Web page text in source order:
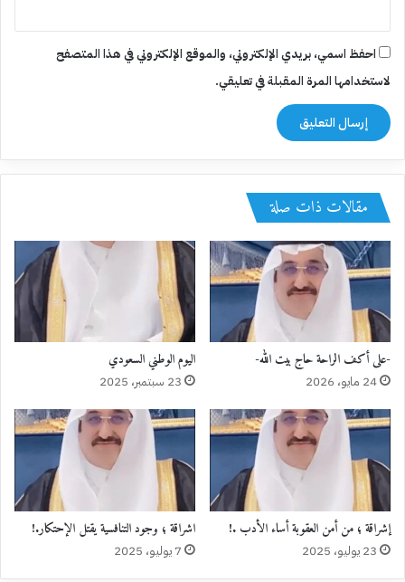
احفظ اسمي، بريدي الإلكتروني، والموقع الإلكتروني في هذا المتصفح
لاستخدامها المرة المقبلة في تعليقي.
مقالات ذات صلة
-على أكف الراحة حاج بيت الله-
24 مايو، 2026
اليوم الوطني السعودي
23 سبتمبر، 2025
إشراقة ؛ من أمن العقوبة أساء الأدب .!
23 يوليو، 2025
اشراقة ؛ وجود التنافسية يقتل الإحتكار.!
7 يوليو، 2025